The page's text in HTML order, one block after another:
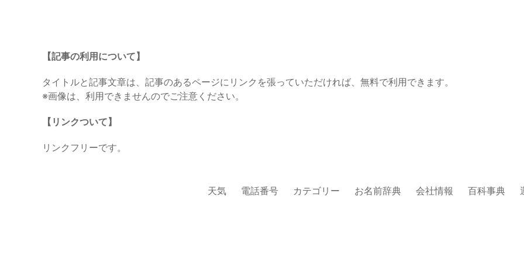
【記事の利用について】
タイトルと記事文章は、記事のあるページにリンクを張っていただければ、無料で利用できます。
※画像は、利用できませんのでご注意ください。
【リンクついて】
リンクフリーです。
天気 電話番号 カテゴリー お名前辞典 会社情報 百科事典